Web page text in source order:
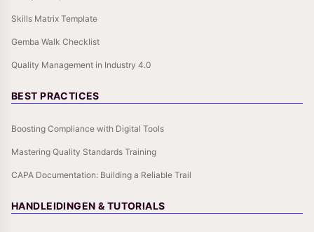
Skills Matrix Template
Gemba Walk Checklist
Quality Management in Industry 4.0
BEST PRACTICES
Boosting Compliance with Digital Tools
Mastering Quality Standards Training
CAPA Documentation: Building a Reliable Trail
HANDLEIDINGEN & TUTORIALS